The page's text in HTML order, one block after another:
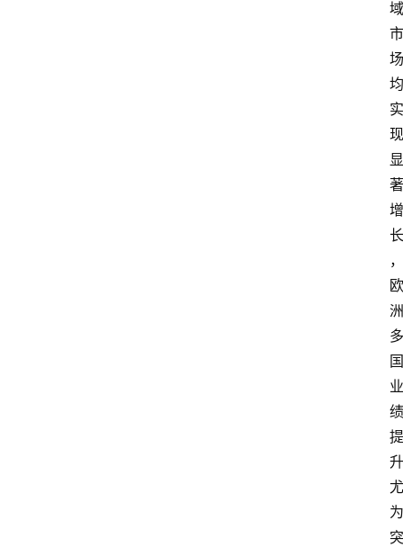
域
市
场
均
实
现
显
著
增
长
，
欧
洲
多
国
业
绩
提
升
尤
为
突